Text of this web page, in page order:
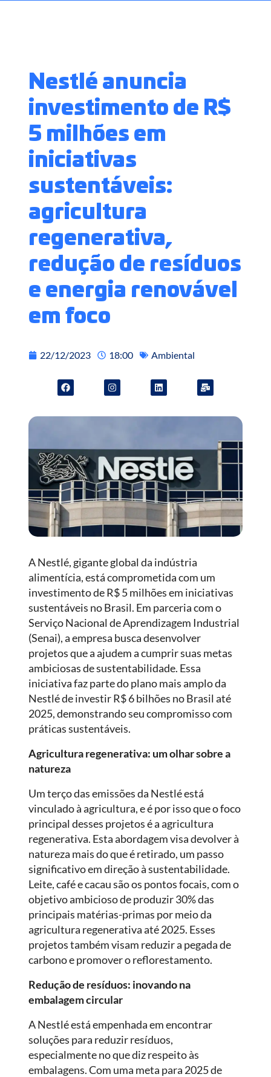
Nestlé anuncia
investimento de R$
5 milhões em
iniciativas
sustentáveis:
agricultura
regenerativa,
redução de resíduos
e energia renovável
em foco
22/12/2023 18:00 Ambiental
A Nestlé, gigante global da indústria
alimentícia, está comprometida com um
investimento de R$ 5 milhões em iniciativas
sustentáveis no Brasil. Em parceria com o
Serviço Nacional de Aprendizagem Industrial
(Senai), a empresa busca desenvolver
projetos que a ajudem a cumprir suas metas
ambiciosas de sustentabilidade. Essa
iniciativa faz parte do plano mais amplo da
Nestlé de investir R$ 6 bilhões no Brasil até
2025, demonstrando seu compromisso com
práticas sustentáveis.
Agricultura regenerativa: um olhar sobre a
natureza
Um terço das emissões da Nestlé está
vinculado à agricultura, e é por isso que o foco
principal desses projetos é a agricultura
regenerativa. Esta abordagem visa devolver à
natureza mais do que é retirado, um passo
significativo em direção à sustentabilidade.
Leite, café e cacau são os pontos focais, com o
objetivo ambicioso de produzir 30% das
principais matérias-primas por meio da
agricultura regenerativa até 2025. Esses
projetos também visam reduzir a pegada de
carbono e promover o reflorestamento.
Redução de resíduos: inovando na
embalagem circular
A Nestlé está empenhada em encontrar
soluções para reduzir resíduos,
especialmente no que diz respeito às
embalagens. Com uma meta para 2025 de